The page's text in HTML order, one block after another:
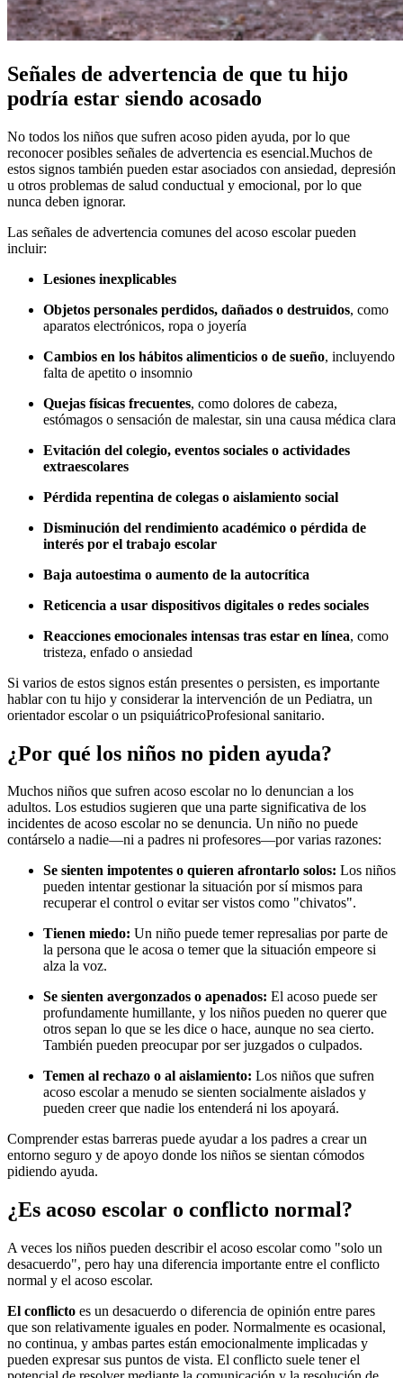
Señales de advertencia de que tu hijo
podría estar siendo acosado
No todos los niños que sufren acoso piden ayuda, por lo que
reconocer posibles señales de advertencia es esencial.Muchos de
estos signos también pueden estar asociados con ansiedad, depresión
u otros problemas de salud conductual y emocional, por lo que
nunca deben ignorar.
Las señales de advertencia comunes del acoso escolar pueden
incluir:
Lesiones inexplicables
Objetos personales perdidos, dañados o destruidos, como
aparatos electrónicos, ropa o joyería
Cambios en los hábitos alimenticios o de sueño, incluyendo
falta de apetito o insomnio
Quejas físicas frecuentes, como dolores de cabeza,
estómagos o sensación de malestar, sin una causa médica clara
Evitación del colegio, eventos sociales o actividades
extraescolares
Pérdida repentina de colegas o aislamiento social
Disminución del rendimiento académico o pérdida de
interés por el trabajo escolar
Baja autoestima o aumento de la autocrítica
Reticencia a usar dispositivos digitales o redes sociales
Reacciones emocionales intensas tras estar en línea, como
tristeza, enfado o ansiedad
Si varios de estos signos están presentes o persisten, es importante
hablar con tu hijo y considerar la intervención de un Pediatra, un
orientador escolar o un psiquiátricoProfesional sanitario.
¿Por qué los niños no piden ayuda?
Muchos niños que sufren acoso escolar no lo denuncian a los
adultos. Los estudios sugieren que una parte significativa de los
incidentes de acoso escolar no se denuncia. Un niño no puede
contárselo a nadie—ni a padres ni profesores—por varias razones:
Se sienten impotentes o quieren afrontarlo solos: Los niños
pueden intentar gestionar la situación por sí mismos para
recuperar el control o evitar ser vistos como "chivatos".
Tienen miedo: Un niño puede temer represalias por parte de
la persona que le acosa o temer que la situación empeore si
alza la voz.
Se sienten avergonzados o apenados: El acoso puede ser
profundamente humillante, y los niños pueden no querer que
otros sepan lo que se les dice o hace, aunque no sea cierto.
También pueden preocupar por ser juzgados o culpados.
Temen al rechazo o al aislamiento: Los niños que sufren
acoso escolar a menudo se sienten socialmente aislados y
pueden creer que nadie los entenderá ni los apoyará.
Comprender estas barreras puede ayudar a los padres a crear un
entorno seguro y de apoyo donde los niños se sientan cómodos
pidiendo ayuda.
¿Es acoso escolar o conflicto normal?
A veces los niños pueden describir el acoso escolar como "solo un
desacuerdo", pero hay una diferencia importante entre el conflicto
normal y el acoso escolar.
El conflicto es un desacuerdo o diferencia de opinión entre pares
que son relativamente iguales en poder. Normalmente es ocasional,
no continua, y ambas partes están emocionalmente implicadas y
pueden expresar sus puntos de vista. El conflicto suele tener el